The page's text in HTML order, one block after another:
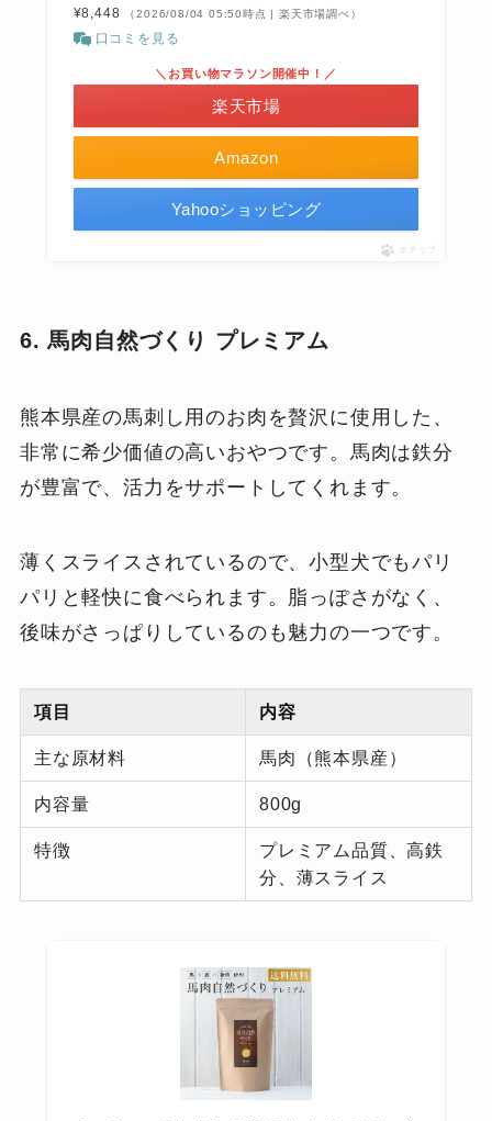
¥8,448 （2026/08/04 05:50時点 | 楽天市場調べ）
口コミを見る
Amazon
＼お買い物マラソン開催中！／
楽天市場
Yahooショッピング
ポチップ
6. 馬肉自然づくり プレミアム
熊本県産の馬刺し用のお肉を贅沢に使用した、
非常に希少価値の高いおやつです。馬肉は鉄分
が豊富で、活力をサポートしてくれます。
薄くスライスされているので、小型犬でもパリ
パリと軽快に食べられます。脂っぽさがなく、
後味がさっぱりしているのも魅力の一つです。
項目 内容
主な原材料 馬肉（熊本県産）
内容量 800g
特徴
プレミアム品質、高鉄
分、薄スライス